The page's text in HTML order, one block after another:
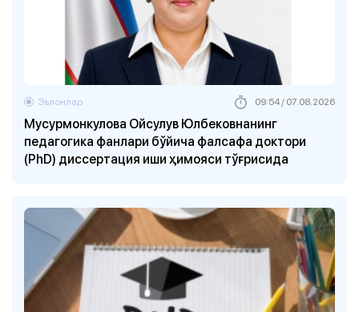
Мусурмонкулова Ойсулув Юлбековнанинг
педагогика фанлари бўйича фалсафа доктори
(PhD) диссертация иши ҳимояси тўғрисида
Эълонлар 09:54 / 07.08.2026